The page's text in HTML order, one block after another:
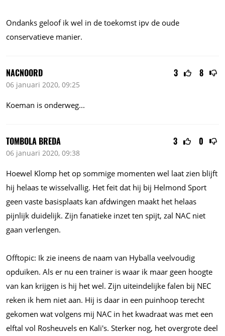
Ondanks geloof ik wel in de toekomst ipv de oude
conservatieve manier.
3 8
NACNOORD
06 januari 2020, 09:25
Koeman is onderweg...
3 0
TOMBOLA BREDA
06 januari 2020, 09:38
Hoewel Klomp het op sommige momenten wel laat zien blijft
hij helaas te wisselvallig. Het feit dat hij bij Helmond Sport
geen vaste basisplaats kan afdwingen maakt het helaas
pijnlijk duidelijk. Zijn fanatieke inzet ten spijt, zal NAC niet
gaan verlengen.
Offtopic: Ik zie ineens de naam van Hyballa veelvoudig
opduiken. Als er nu een trainer is waar ik maar geen hoogte
van kan krijgen is hij het wel. Zijn uiteindelijke falen bij NEC
reken ik hem niet aan. Hij is daar in een puinhoop terecht
gekomen wat volgens mij NAC in het kwadraat was met een
elftal vol Rosheuvels en Kali's. Sterker nog, het overgrote deel